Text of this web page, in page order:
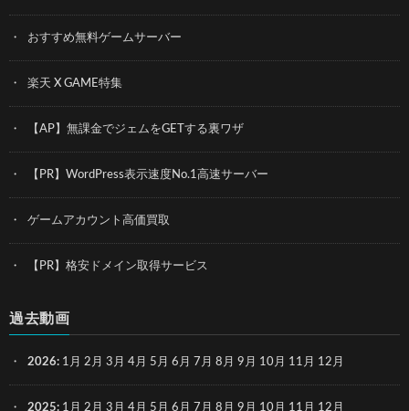
おすすめ無料ゲームサーバー
楽天 X GAME特集
【AP】無課金でジェムをGETする裏ワザ
【PR】WordPress表示速度No.1高速サーバー
ゲームアカウント高価買取
【PR】格安ドメイン取得サービス
過去動画
2026: 1月 2月 3月 4月 5月 6月 7月 8月 9月 10月 11月 12月
2025: 1月 2月 3月 4月 5月 6月 7月 8月 9月 10月 11月 12月